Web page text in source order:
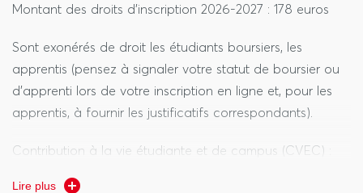
Montant des droits d'inscription 2026-2027 : 178 euros
Sont exonérés de droit les étudiants boursiers, les
apprentis (pensez à signaler votre statut de boursier ou
d'apprenti lors de votre inscription en ligne et, pour les
apprentis, à fournir les justificatifs correspondants).
Contribution à la vie étudiante et de campus (CVEC) :
Lire plus